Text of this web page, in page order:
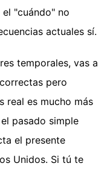
"cuándo" no
actuales sí.
temporales, vas a
pero
real es mucho más
pasado simple
el presente
Unidos. Si tú te